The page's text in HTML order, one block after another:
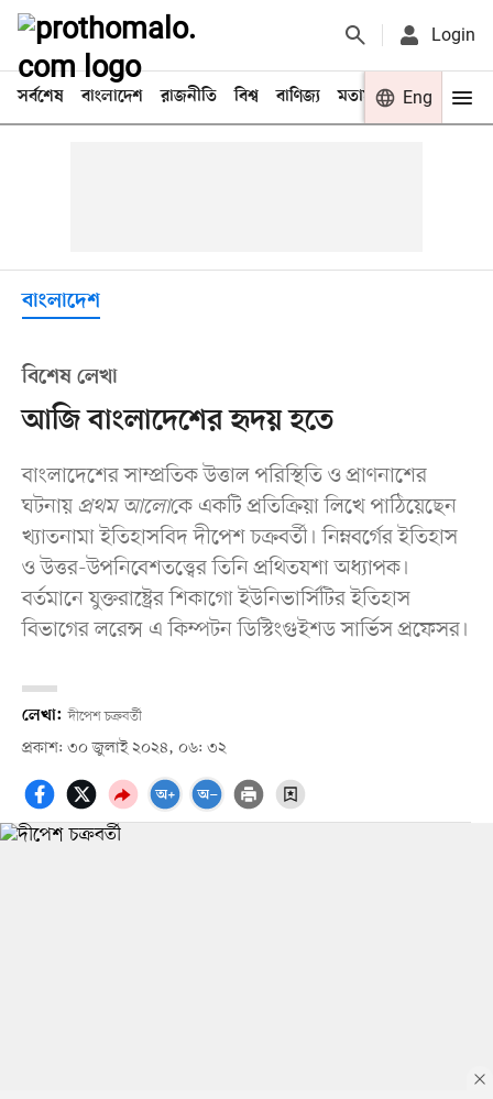
Login
সর্বশেষ বাংলাদেশ রাজনীতি বিশ্ব বাণিজ্য মতামত খেলা
Eng
বাংলাদেশ
বিশেষ লেখা
আজি বাংলাদেশের হৃদয় হতে
বাংলাদেশের সাম্প্রতিক উত্তাল পরিস্থিতি ও প্রাণনাশের
ঘটনায় প্রথম আলোকে একটি প্রতিক্রিয়া লিখে পাঠিয়েছেন
খ্যাতনামা ইতিহাসবিদ দীপেশ চক্রবর্তী। নিম্নবর্গের ইতিহাস
ও উত্তর-উপনিবেশতত্ত্বের তিনি প্রথিতযশা অধ্যাপক।
বর্তমানে যুক্তরাষ্ট্রের শিকাগো ইউনিভার্সিটির ইতিহাস
বিভাগের লরেন্স এ কিম্পটন ডিস্টিংগুইশড সার্ভিস প্রফেসর।
লেখা: দীপেশ চক্রবর্তী
প্রকাশ: ৩০ জুলাই ২০২৪, ০৬: ৩২